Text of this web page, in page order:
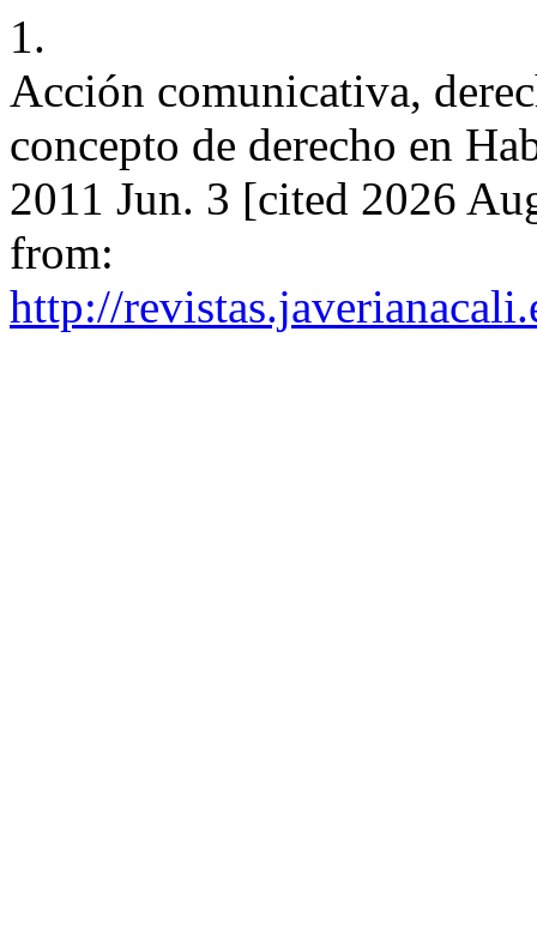
1.
Acción comunicativa,
concepto de derecho en
2011 Jun. 3 [cited 2026
from:
http://